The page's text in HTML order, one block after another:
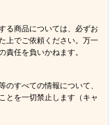
る商品については、必ずお
上でご依頼ください。万一
責任を負いかねます。
のすべての情報について、
とを一切禁止します（キャ